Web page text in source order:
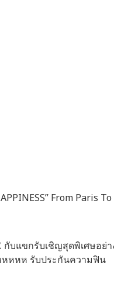
From Paris
กับแขกรับเชิญสุดพิเศษอ
หหหหห รับประกันความฟิน